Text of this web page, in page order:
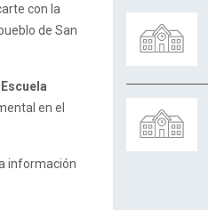
con la
de San
en el
información